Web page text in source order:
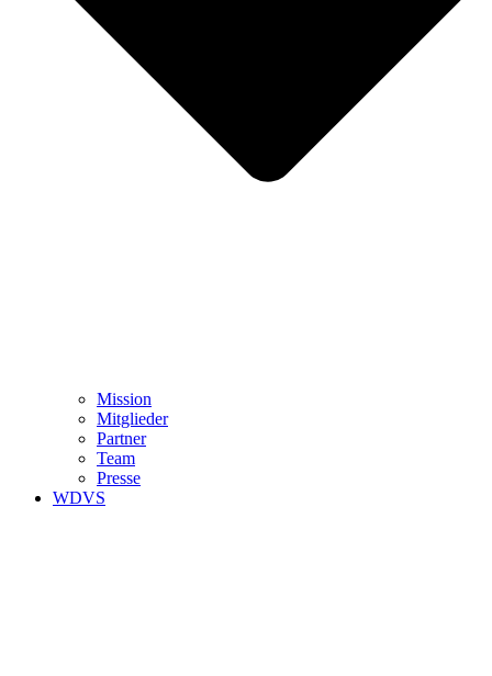
Mission
Mitglieder
Partner
Team
Presse
WDVS